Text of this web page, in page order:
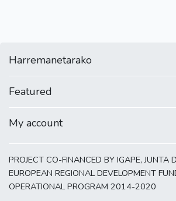
Harremanetarako
Featured
My account
PROJECT CO-FINANCED BY IGAPE, JUNTA
EUROPEAN REGIONAL DEVELOPMENT
OPERATIONAL PROGRAM 2014-2020